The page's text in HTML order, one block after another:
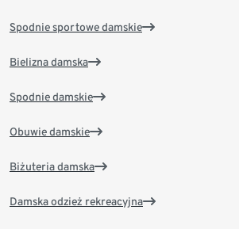
Spodnie sportowe damskie
Bielizna damska
Spodnie damskie
Obuwie damskie
Biżuteria damska
Damska odzież rekreacyjna